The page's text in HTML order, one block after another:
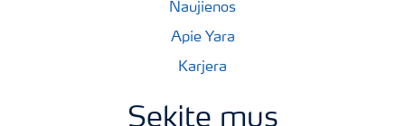
Naujienos
Apie Yara
Karjera
Sekite mus